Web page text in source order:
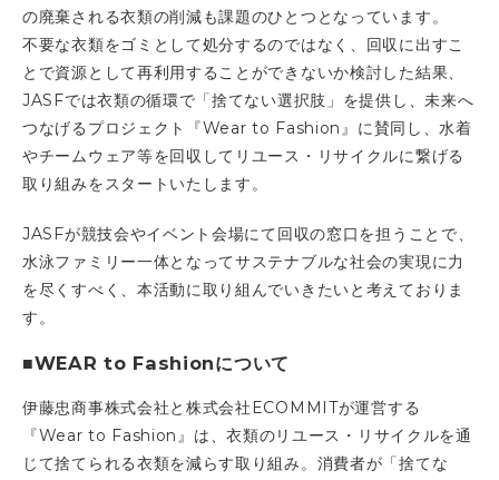
の廃棄される衣類の削減も課題のひとつとなっています。
不要な衣類をゴミとして処分するのではなく、回収に出すこ
とで資源として再利用することができないか検討した結果、
JASFでは衣類の循環で「捨てない選択肢」を提供し、未来へ
つなげるプロジェクト『Wear to Fashion』に賛同し、水着
やチームウェア等を回収してリユース・リサイクルに繋げる
取り組みをスタートいたします。
JASFが競技会やイベント会場にて回収の窓口を担うことで、
水泳ファミリー一体となってサステナブルな社会の実現に力
を尽くすべく、本活動に取り組んでいきたいと考えておりま
す。
■WEAR to Fashionについて
伊藤忠商事株式会社と株式会社ECOMMITが運営する
『Wear to Fashion』は、衣類のリユース・リサイクルを通
じて捨てられる衣類を減らす取り組み。消費者が「捨てな